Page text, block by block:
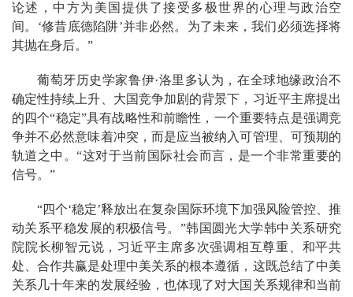
论述，中方为美国提供了接受多极世界的心理与政治空
间。‘修昔底德陷阱’并非必然。为了未来，我们必须选择将
其抛在身后。”
葡萄牙历史学家鲁伊·洛里多认为，在全球地缘政治不
确定性持续上升、大国竞争加剧的背景下，习近平主席提出
的四个“稳定”具有战略性和前瞻性，一个重要特点是强调竞
争并不必然意味着冲突，而是应当被纳入可管理、可预期的
轨道之中。“这对于当前国际社会而言，是一个非常重要的
信号。”
“四个‘稳定’释放出在复杂国际环境下加强风险管控、推
动关系平稳发展的积极信号。”韩国圆光大学韩中关系研究
院院长柳智元说，习近平主席多次强调相互尊重、和平共
处、合作共赢是处理中美关系的根本遵循，这既总结了中美
关系几十年来的发展经验，也体现了对大国关系规律和当前